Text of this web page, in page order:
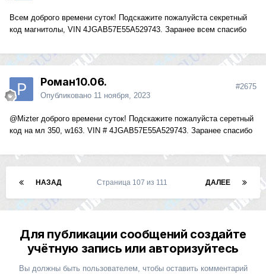
Всем доброго времени суток! Подскажите пожалуйста секретный
код магнитолы, VIN 4JGAB57E55A529743. Заранее всем спасибо
Роман10.06.
Опубликовано 11 ноября, 2023
#2675
@Mizterдоброго времени суток! Подскажите пожалуйста серетный
код на мл 350, w163. VIN # 4JGAB57E55A529743. Заранее спасибо
НАЗАД ДАЛЕЕ
Страница 107 из 111
Для публикации сообщений создайте
учётную запись или авторизуйтесь
Вы должны быть пользователем, чтобы оставить комментарий